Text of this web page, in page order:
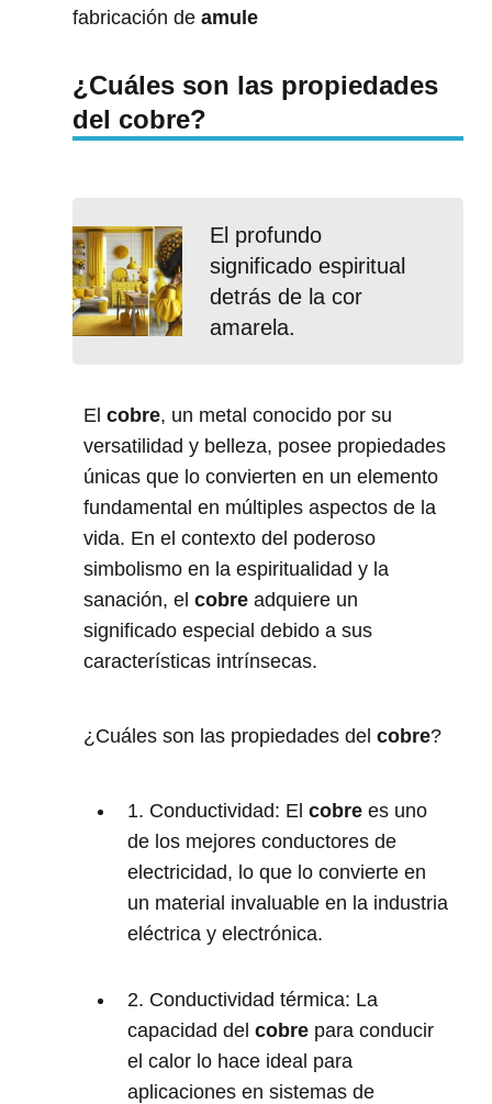
fabricación de amule
¿Cuáles son las propiedades
del cobre?
El profundo
significado espiritual
detrás de la cor
amarela.
El cobre, un metal conocido por su
versatilidad y belleza, posee propiedades
únicas que lo convierten en un elemento
fundamental en múltiples aspectos de la
vida. En el contexto del poderoso
simbolismo en la espiritualidad y la
sanación, el cobre adquiere un
significado especial debido a sus
características intrínsecas.
¿Cuáles son las propiedades del cobre?
1. Conductividad: El cobre es uno
de los mejores conductores de
electricidad, lo que lo convierte en
un material invaluable en la industria
eléctrica y electrónica.
2. Conductividad térmica: La
capacidad del cobre para conducir
el calor lo hace ideal para
aplicaciones en sistemas de